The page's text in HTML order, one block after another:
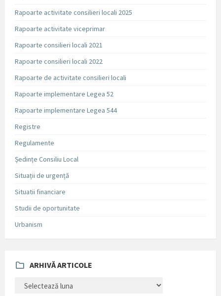
Rapoarte activitate consilieri locali 2025
Rapoarte activitate viceprimar
Rapoarte consilieri locali 2021
Rapoarte consilieri locali 2022
Rapoarte de activitate consilieri locali
Rapoarte implementare Legea 52
Rapoarte implementare Legea 544
Registre
Regulamente
Ședințe Consiliu Local
Situații de urgență
Situatii financiare
Studii de oportunitate
Urbanism
ARHIVĂ ARTICOLE
ARTICOLE